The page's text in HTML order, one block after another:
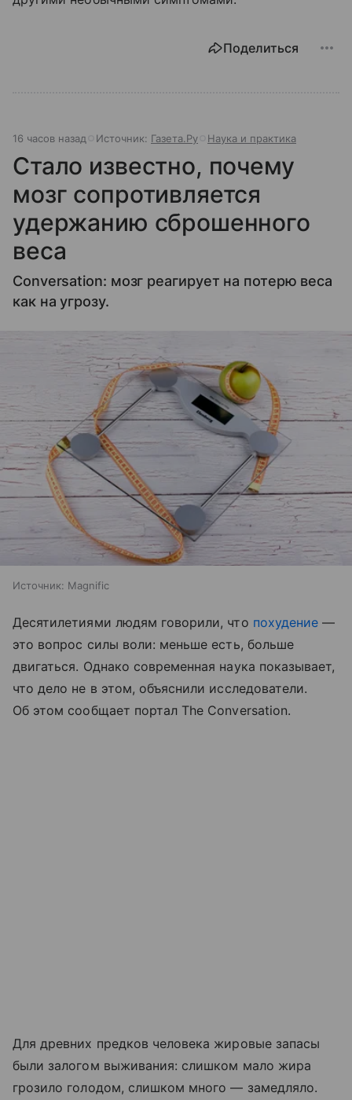
Поделиться
16 часов назад Источник: Газета.Ру Наука и практика
Стало известно, почему
мозг сопротивляется
удержанию сброшенного
веса
Conversation: мозг реагирует на потерю веса
как на угрозу.
Источник: Magnific
Десятилетиями людям говорили, что похудение —
это вопрос силы воли: меньше есть, больше
двигаться. Однако современная наука показывает,
что дело не в этом, объяснили исследователи.
Об этом сообщает портал The Conversation.
Для древних предков человека жировые запасы
были залогом выживания: слишком мало жира
грозило голодом, слишком много — замедляло.